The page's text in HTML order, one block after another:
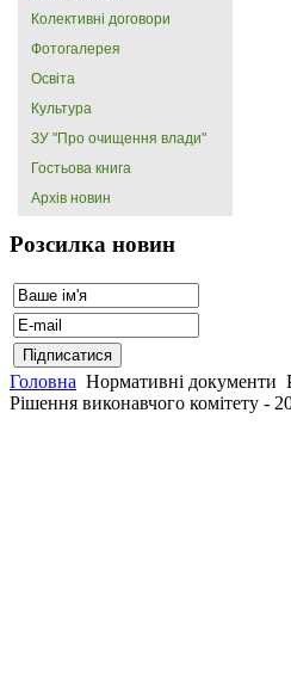
Колективні договори
Фотогалерея
Освіта
Культура
ЗУ "Про очищення влади"
Гостьова книга
Архів новин
Розсилка новин
Головна Нормативні документи
Рішення виконавчого комітету -